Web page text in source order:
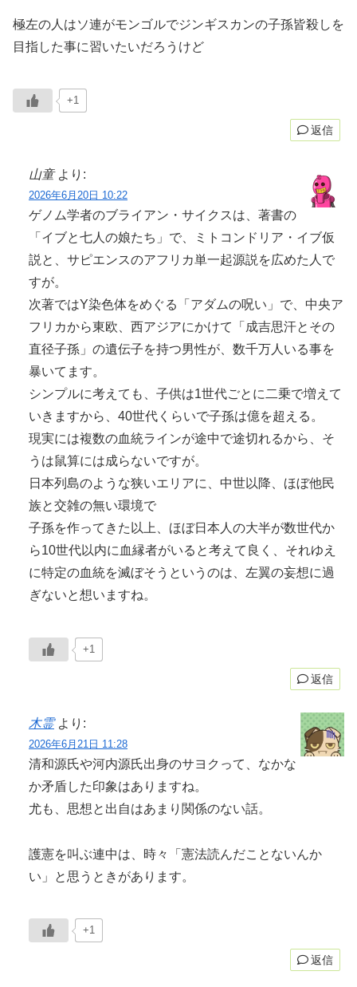
極左の人はソ連がモンゴルでジンギスカンの子孫皆殺しを
目指した事に習いたいだろうけど
+1
返信
山童 より:
2026年6月20日 10:22
ゲノム学者のブライアン・サイクスは、著書の
「イブと七人の娘たち」で、ミトコンドリア・イブ仮
説と、サピエンスのアフリカ単一起源説を広めた人で
すが。
次著ではY染色体をめぐる「アダムの呪い」で、中央ア
フリカから東欧、西アジアにかけて「成吉思汗とその
直径子孫」の遺伝子を持つ男性が、数千万人いる事を
暴いてます。
シンプルに考えても、子供は1世代ごとに二乗で増えて
いきますから、40世代くらいで子孫は億を超える。
現実には複数の血統ラインが途中で途切れるから、そ
うは鼠算には成らないですが。
日本列島のような狭いエリアに、中世以降、ほぼ他民
族と交雑の無い環境で
子孫を作ってきた以上、ほぼ日本人の大半が数世代か
ら10世代以内に血縁者がいると考えて良く、それゆえ
に特定の血統を滅ぼそうというのは、左翼の妄想に過
ぎないと想いますね。
+1
返信
木霊 より:
2026年6月21日 11:28
清和源氏や河内源氏出身のサヨクって、なかな
か矛盾した印象はありますね。
尤も、思想と出自はあまり関係のない話。
護憲を叫ぶ連中は、時々「憲法読んだことないんか
い」と思うときがあります。
+1
返信